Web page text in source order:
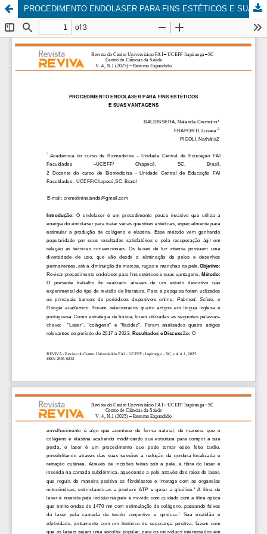
PROCEDIMENTO ENDOLASER PARA FINS ESTÉTICOS E SUAS VANTAGENS